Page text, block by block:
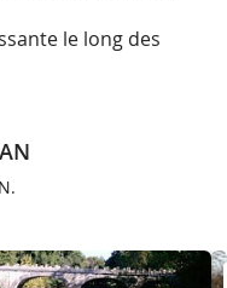
le long des